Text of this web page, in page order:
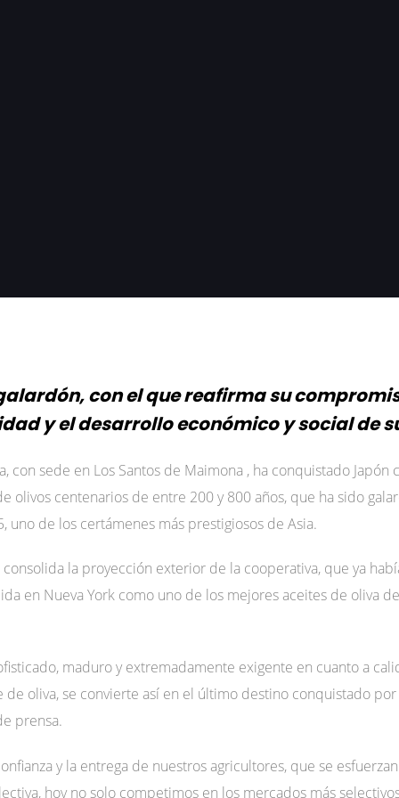
con el que reafirma su
y el desarrollo económico y social de
con sede en Los Santos de Maimona , ha conquistado
olivos centenarios de entre 200 y 800 años, que ha sido
uno de los certámenes más prestigiosos de Asia.
la proyección exterior de la cooperativa, que ya
en Nueva York como uno de los mejores aceites de oliva
maduro y extremadamente exigente en cuanto a
oliva, se convierte así en el último destino conquistado por
prensa.
y la entrega de nuestros agricultores, que se
hoy no solo competimos en los mercados más